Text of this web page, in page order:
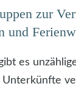
zur
und
es